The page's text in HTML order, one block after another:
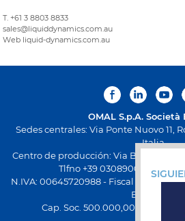
T. +61 3 8803 8833
sales@liquiddynamics.com.au
Web liquid-dynamics.com.au
OMAL S.p.A. Società
Sedes centrales: Via Ponte Nuovo 11,
Italia
Centro de producción: Via Brognolo 12,
Tlfno +39 0308900145 Fax
N.IVA: 00645720988 - Fiscal Code:
BS-258271
Cap. Soc. 500.000,00 €